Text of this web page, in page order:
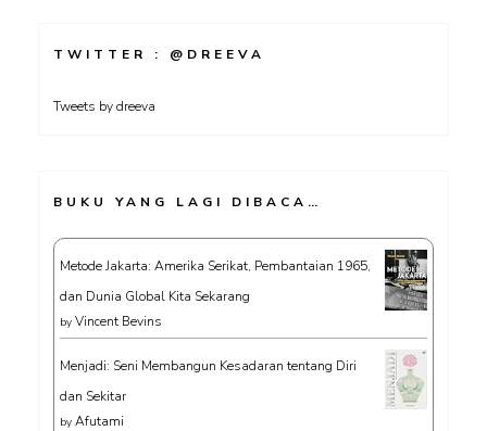
TWITTER : @DREEVA
Tweets by dreeva
BUKU YANG LAGI DIBACA…
Metode Jakarta: Amerika Serikat, Pembantaian 1965,
dan Dunia Global Kita Sekarang
by Vincent Bevins
Menjadi: Seni Membangun Kesadaran tentang Diri
dan Sekitar
by Afutami